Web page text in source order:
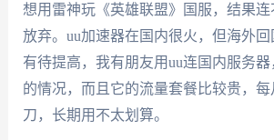
想用雷神玩《英雄联盟》国服，结果
放弃。uu加速器在国内很火，但海外
有待提高，我有朋友用uu连国内服务
的情况，而且它的流量套餐比较贵，每
刀，长期用不太划算。